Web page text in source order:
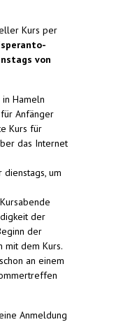
Kurs per
von
Hameln
Anfänger
Kurs für
das Internet
dienstags, um
der
der
dem Kurs.
an einem
Anmeldung